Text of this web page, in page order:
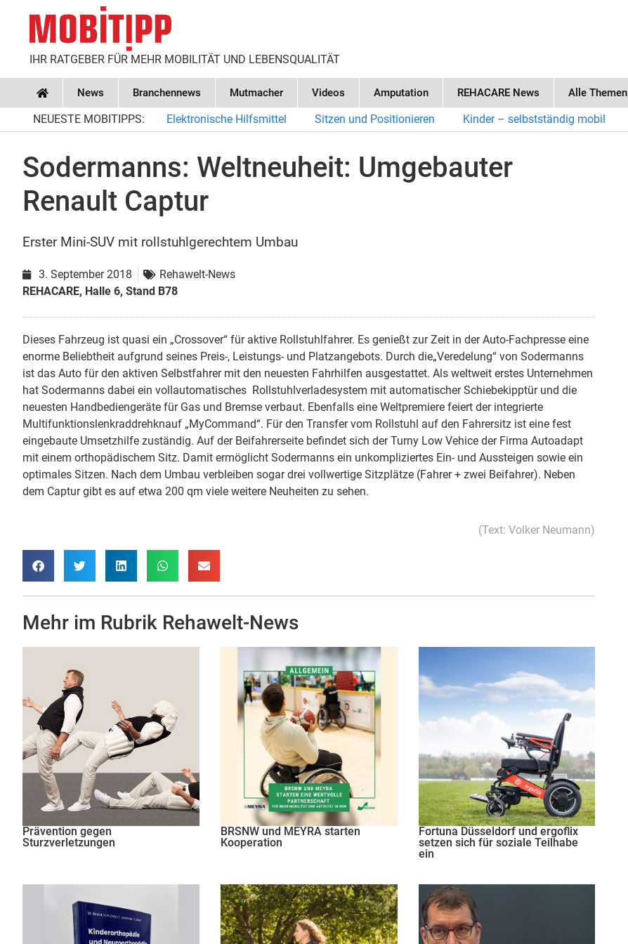
IHR RATGEBER FÜR MEHR MOBILITÄT UND LEBENSQUALITÄT
Home
News Branchennews Mutmacher Videos Amputation REHACARE News Alle Themen
NEUESTE MOBITIPPS: Elektronische Hilfsmittel Sitzen und Positionieren Kinder – selbstständig mobil
Sodermanns: Weltneuheit: Umgebauter
Renault Captur
Erster Mini-SUV mit rollstuhlgerechtem Umbau
3. September 2018
Rehawelt-News
REHACARE, Halle 6, Stand B78
Dieses Fahrzeug ist quasi ein „Crossover“ für aktive Rollstuhlfahrer. Es genießt zur Zeit in der Auto-Fachpresse eine
enorme Beliebtheit aufgrund seines Preis-, Leistungs- und Platzangebots. Durch die„Veredelung“ von Sodermanns
ist das Auto für den aktiven Selbstfahrer mit den neuesten Fahrhilfen ausgestattet. Als weltweit erstes Unternehmen
hat Sodermanns dabei ein vollautomatisches Rollstuhlverladesystem mit automatischer Schiebekipptür und die
neuesten Handbediengeräte für Gas und Bremse verbaut. Ebenfalls eine Weltpremiere feiert der integrierte
Multifunktionslenkraddrehknauf „MyCommand“. Für den Transfer vom Rollstuhl auf den Fahrersitz ist eine fest
eingebaute Umsetzhilfe zuständig. Auf der Beifahrerseite befindet sich der Turny Low Vehice der Firma Autoadapt
mit einem orthopädischem Sitz. Damit ermöglicht Sodermanns ein unkompliziertes Ein- und Aussteigen sowie ein
optimales Sitzen. Nach dem Umbau verbleiben sogar drei vollwertige Sitzplätze (Fahrer + zwei Beifahrer). Neben
dem Captur gibt es auf etwa 200 qm viele weitere Neuheiten zu sehen.
(Text: Volker Neumann)
Mehr im Rubrik Rehawelt-News
Prävention gegen
Sturzverletzungen
BRSNW und MEYRA starten
Kooperation
Fortuna Düsseldorf und ergoflix
setzen sich für soziale Teilhabe
ein